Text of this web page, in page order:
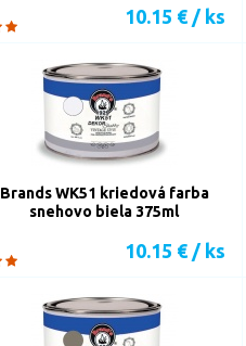
10.15 € / ks
Brands WK51 kriedová farba
snehovo biela 375ml
10.15 € / ks